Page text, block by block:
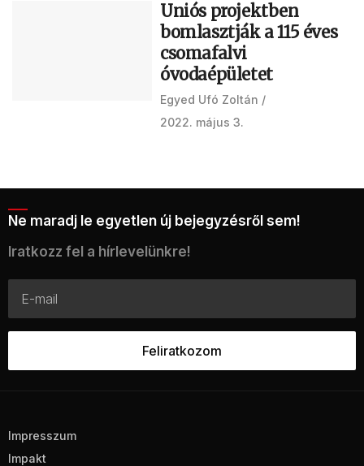
Uniós projektben
bomlasztják a 115 éves
csomafalvi
óvodaépületet
Egyed Ufó Zoltán
2022. május 3.
Ne maradj le egyetlen új bejegyzésről sem!
Iratkozz fel a hírlevelünkre!
Impresszum
Impakt